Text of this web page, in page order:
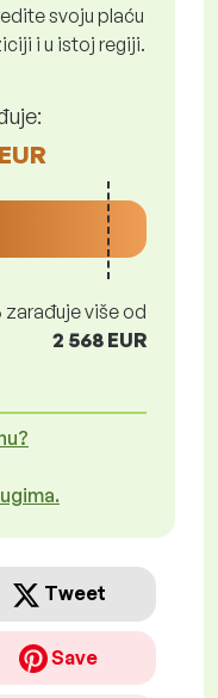
svoju plaću
i u istoj regiji.
zarađuje više od
2 568 EUR
Tweet
Save